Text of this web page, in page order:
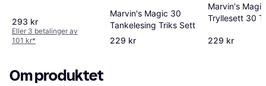
293 kr
Eller 3 betalinger av
101 kr*
Marvin's Magic 30
Tankelesing Triks Sett
229 kr
Marvin's Magic
Tryllesett 30
229 kr
Om produktet